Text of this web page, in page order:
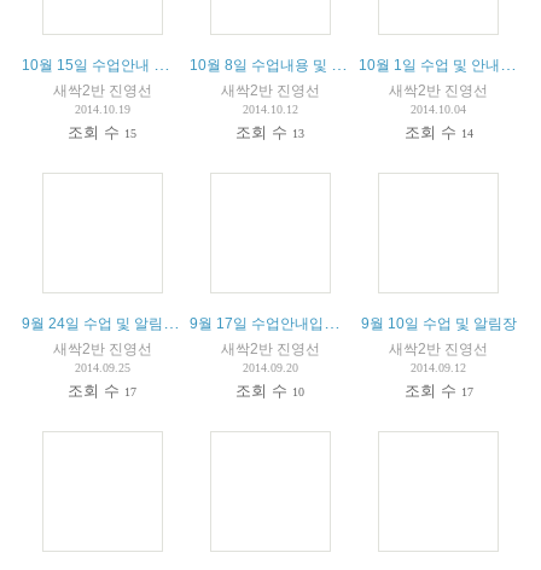
새싹2반 진영선
2014.10.19
조회 수 15
새싹2반 진영선
2014.10.12
조회 수 13
새싹2반 진영선
2014.10.04
조회 수 14
새싹2반 진영선
2014.09.25
조회 수 17
새싹2반 진영선
2014.09.20
조회 수 10
9월 10일 수업 및 알림장
새싹2반 진영선
2014.09.12
조회 수 17